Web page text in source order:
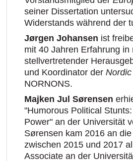
seiner Dissertation
Widerstands während der
Jørgen Johansen ist
mit 40 Jahren Erfahrung
stellvertretender
und Koordinator der
NORNONS.
Majken Jul Sørensen
"Humorous Political
Power" an der Universität
Sørensen kam 2016 an
zwischen 2015 und 2017
Associate an der